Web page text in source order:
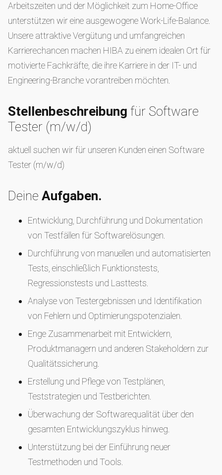
Arbeitszeiten und der Möglichkeit zum Home-Office
unterstützen wir eine ausgewogene Work-Life-Balance.
Unsere attraktive Vergütung und umfangreichen
Karrierechancen machen HIBA zu einem idealen Ort für
motivierte Fachkräfte, die ihre Karriere in der IT- und
Engineering-Branche vorantreiben möchten.
Stellenbeschreibung für Software
Tester (m/w/d)
aktuell suchen wir für unseren Kunden einen Software
Tester (m/w/d)
Deine Aufgaben.
Entwicklung, Durchführung und Dokumentation
von Testfällen für Softwarelösungen.
Durchführung von manuellen und automatisierten
Tests, einschließlich Funktionstests,
Regressionstests und Lasttests.
Analyse von Testergebnissen und Identifikation
von Fehlern und Optimierungspotenzialen.
Enge Zusammenarbeit mit Entwicklern,
Produktmanagern und anderen Stakeholdern zur
Qualitätssicherung.
Erstellung und Pflege von Testplänen,
Teststrategien und Testberichten.
Überwachung der Softwarequalität über den
gesamten Entwicklungszyklus hinweg.
Unterstützung bei der Einführung neuer
Testmethoden und Tools.